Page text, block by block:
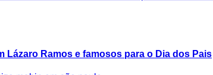
Lázaro Ramos e famosos para o Dia dos Pais